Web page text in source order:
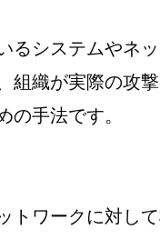
るシステムやネ
組織が実際の攻
の手法です。
トワークに対し